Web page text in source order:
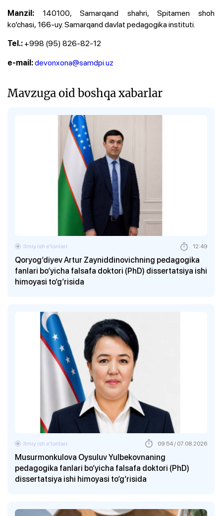
Manzil: 140100, Samarqand shahri, Spitamen shoh
ko‘chasi, 166-uy. Samarqand davlat pedagogika instituti.
Tel.: +998 (95) 826-82-12
e-mail:devonxona@samdpi.uz
Mavzuga oid boshqa xabarlar
Qoryog‘diyev Artur Zayniddinovichning pedagogika
fanlari bo‘yicha falsafa doktori (PhD) dissertatsiya ishi
himoyasi to‘g‘risida
Ilmiy ish eʼlonlari 12:49
Musurmonkulova Oysuluv Yulbekovnaning
pedagogika fanlari bo‘yicha falsafa doktori (PhD)
dissertatsiya ishi himoyasi to‘g‘risida
Ilmiy ish eʼlonlari 09:54 / 07.08.2026